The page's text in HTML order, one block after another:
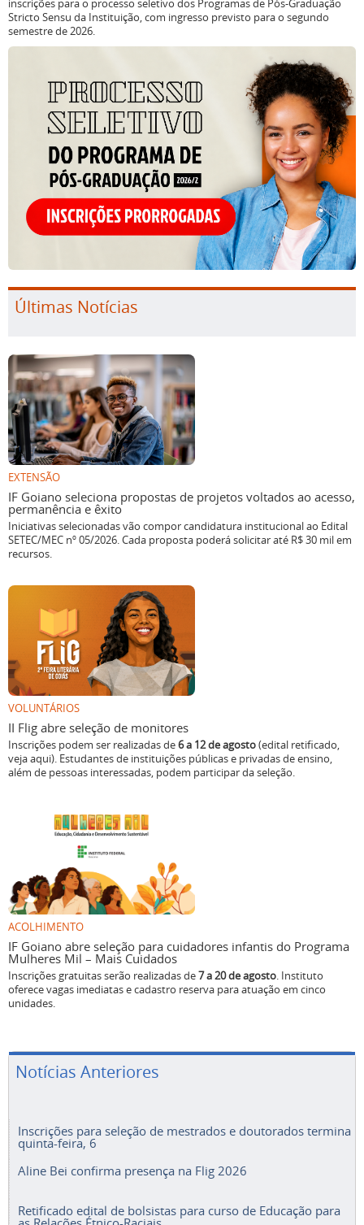
inscrições para o processo seletivo dos Programas de Pós-Graduação
Stricto Sensu da Instituição, com ingresso previsto para o segundo
semestre de 2026.
Últimas Notícias
EXTENSÃO
IF Goiano seleciona propostas de projetos voltados ao acesso,
permanência e êxito
Iniciativas selecionadas vão compor candidatura institucional ao Edital
SETEC/MEC nº 05/2026. Cada proposta poderá solicitar até R$ 30 mil em
recursos.
VOLUNTÁRIOS
II Flig abre seleção de monitores
Inscrições podem ser realizadas de6 a 12 de agosto(edital retificado,
veja aqui). Estudantes de instituições públicas e privadas de ensino,
além de pessoas interessadas, podem participar da seleção.
ACOLHIMENTO
IF Goiano abre seleção para cuidadores infantis do Programa
Mulheres Mil – Mais Cuidados
Inscrições gratuitas serão realizadas de7 a 20 de agosto. Instituto
oferece vagas imediatas e cadastro reserva para atuação em cinco
unidades.
Notícias Anteriores
Inscrições para seleção de mestrados e doutorados termina
quinta-feira, 6
Aline Bei confirma presença na Flig 2026
Retificado edital de bolsistas para curso de Educação para